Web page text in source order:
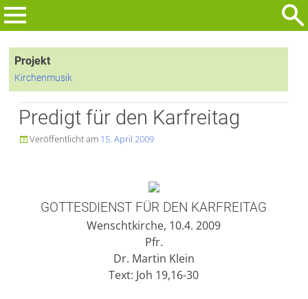
Zum
Inhalt
nach:Projekt
Kirchenmusik
Predigt für den Karfreitag
Veröffentlicht am 15. April 2009
GOTTESDIENST FÜR DEN KARFREITAG
Wenschtkirche, 10.4. 2009
Pfr.
Dr. Martin Klein
Text: Joh 19,16-30